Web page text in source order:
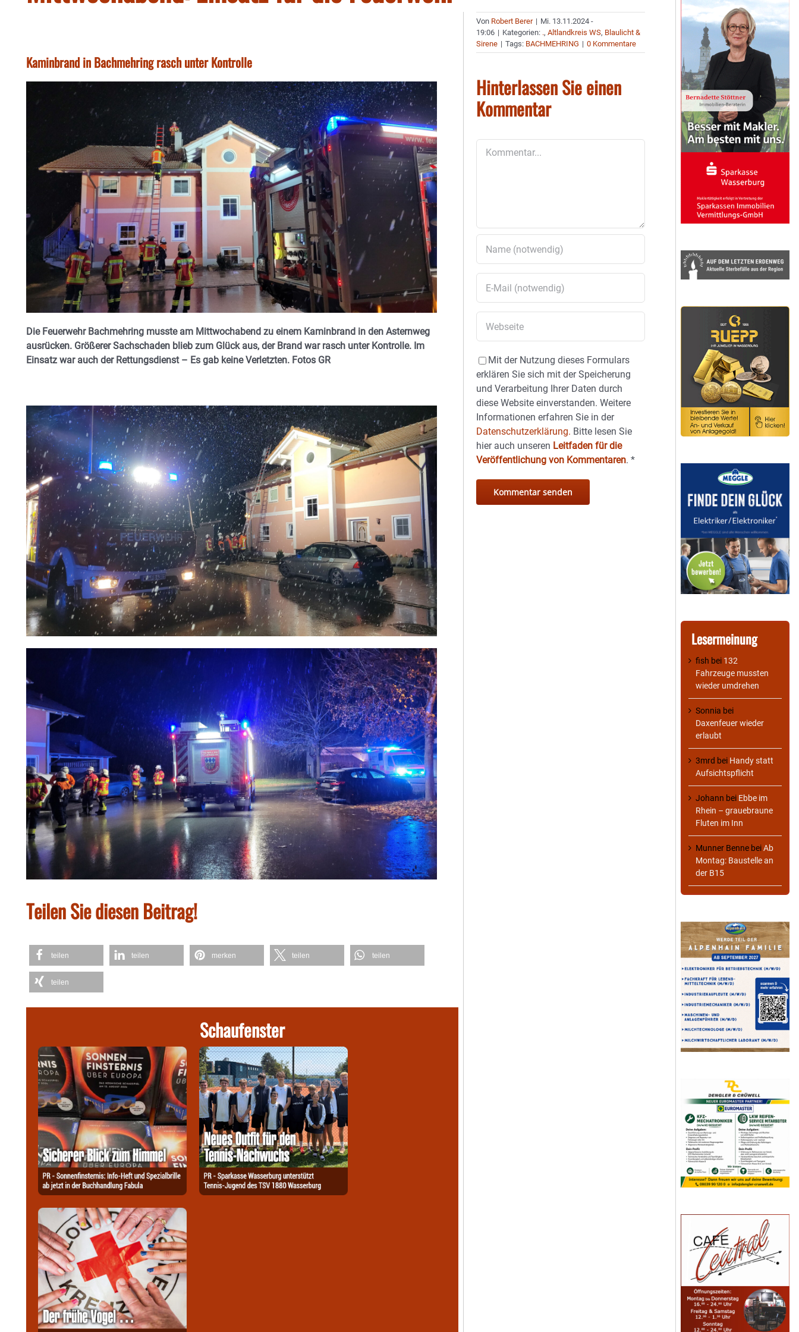
Kaminbrand in Bachmehring rasch unter Kontrolle
Die Feuerwehr Bachmehring musste am Mittwochabend zu einem Kaminbrand in den Asternweg
ausrücken. Größerer Sachschaden blieb zum Glück aus, der Brand war rasch unter Kontrolle. Im
Einsatz war auch der Rettungsdienst – Es gab keine Verletzten. Fotos GR
Teilen Sie diesen Beitrag!
teilen teilen merken teilen teilen
teilen
Schaufenster
Von Robert Berer | Mi. 13.11.2024 -
19:06 | Kategorien: .,Altlandkreis WS, Blaulicht &
Sirene | Tags: BACHMEHRING | 0 Kommentare
Hinterlassen Sie einen
Kommentar
Mit der Nutzung dieses Formulars
erklären Sie sich mit der Speicherung
und Verarbeitung Ihrer Daten durch
diese Website einverstanden. Weitere
Informationen erfahren Sie in der
Datenschutzerklärung. Bitte lesen Sie
hier auch unseren Leitfaden für die
Veröffentlichung von Kommentaren.*
Lesermeinung
fish bei 132
Fahrzeuge mussten
wieder umdrehen
Sonnia bei
Daxenfeuer wieder
erlaubt
3mrd bei Handy statt
Aufsichtspflicht
Johann bei Ebbe im
Rhein – grauebraune
Fluten im Inn
Munner Benne beiAb
Montag: Baustelle an
der B15